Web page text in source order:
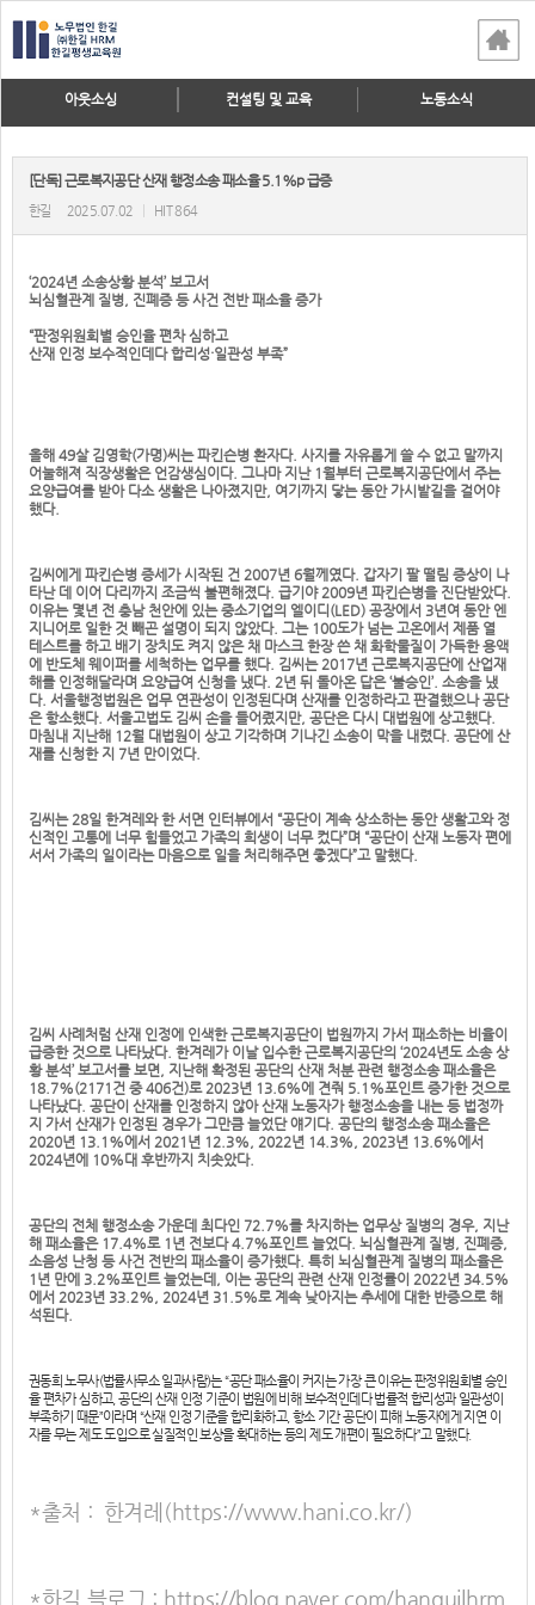
아웃소싱 컨설팅 및 교육 노동소식
[단독] 근로복지공단 산재 행정소송 패소율 5.1%p 급증
한길 2025.07.02 HIT 864
‘2024년 소송상황 분석’ 보고서
뇌심혈관계 질병, 진폐증 등 사건 전반 패소율 증가
“판정위원회별 승인율 편차 심하고
산재 인정 보수적인데다 합리성·일관성 부족”
올해 49살 김영학(가명)씨는 파킨슨병 환자다. 사지를 자유롭게 쓸 수 없고 말까지
어눌해져 직장생활은 언감생심이다. 그나마 지난 1월부터 근로복지공단에서 주는
요양급여를 받아 다소 생활은 나아졌지만, 여기까지 닿는 동안 가시밭길을 걸어야
했다.
김씨에게 파킨슨병 증세가 시작된 건 2007년 6월께였다. 갑자기 팔 떨림 증상이 나
타난 데 이어 다리까지 조금씩 불편해졌다. 급기야 2009년 파킨슨병을 진단받았다.
이유는 몇년 전 충남 천안에 있는 중소기업의 엘이디(LED) 공장에서 3년여 동안 엔
지니어로 일한 것 빼곤 설명이 되지 않았다. 그는 100도가 넘는 고온에서 제품 열
테스트를 하고 배기 장치도 켜지 않은 채 마스크 한장 쓴 채 화학물질이 가득한 용액
에 반도체 웨이퍼를 세척하는 업무를 했다. 김씨는 2017년 근로복지공단에 산업재
해를 인정해달라며 요양급여 신청을 냈다. 2년 뒤 돌아온 답은 ‘불승인’. 소송을 냈
다. 서울행정법원은 업무 연관성이 인정된다며 산재를 인정하라고 판결했으나 공단
은 항소했다. 서울고법도 김씨 손을 들어줬지만, 공단은 다시 대법원에 상고했다.
마침내 지난해 12월 대법원이 상고 기각하며 기나긴 소송이 막을 내렸다. 공단에 산
재를 신청한 지 7년 만이었다.
김씨는 28일 한겨레와 한 서면 인터뷰에서 “공단이 계속 상소하는 동안 생활고와 정
신적인 고통에 너무 힘들었고 가족의 희생이 너무 컸다”며 “공단이 산재 노동자 편에
서서 가족의 일이라는 마음으로 일을 처리해주면 좋겠다”고 말했다.
김씨 사례처럼 산재 인정에 인색한 근로복지공단이 법원까지 가서 패소하는 비율이
급증한 것으로 나타났다. 한겨레가 이날 입수한 근로복지공단의 ‘2024년도 소송 상
황 분석’ 보고서를 보면, 지난해 확정된 공단의 산재 처분 관련 행정소송 패소율은
18.7%(2171건 중 406건)로 2023년 13.6%에 견줘 5.1%포인트 증가한 것으로
나타났다. 공단이 산재를 인정하지 않아 산재 노동자가 행정소송을 내는 등 법정까
지 가서 산재가 인정된 경우가 그만큼 늘었단 얘기다. 공단의 행정소송 패소율은
2020년 13.1%에서 2021년 12.3%, 2022년 14.3%, 2023년 13.6%에서
2024년에 10%대 후반까지 치솟았다.
공단의 전체 행정소송 가운데 최다인 72.7%를 차지하는 업무상 질병의 경우, 지난
해 패소율은 17.4%로 1년 전보다 4.7%포인트 늘었다. 뇌심혈관계 질병, 진폐증,
소음성 난청 등 사건 전반의 패소율이 증가했다. 특히 뇌심혈관계 질병의 패소율은
1년 만에 3.2%포인트 늘었는데, 이는 공단의 관련 산재 인정률이 2022년 34.5%
에서 2023년 33.2%, 2024년 31.5%로 계속 낮아지는 추세에 대한 반증으로 해
석된다.
권동희 노무사(법률사무소 일과사람)는 “공단 패소율이 커지는 가장 큰 이유는 판정위원회별 승인
율 편차가 심하고, 공단의 산재 인정 기준이 법원에 비해 보수적인데다 법률적 합리성과 일관성이
부족하기 때문”이라며 “산재 인정 기준을 합리화하고, 항소 기간 공단이 피해 노동자에게 지연 이
자를 무는 제도 도입으로 실질적인 보상을 확대하는 등의 제도 개편이 필요하다”고 말했다.
*출처 : 한겨레(https://www.hani.co.kr/)
*한길 블로그 : https://blog.naver.com/hanguilhrm